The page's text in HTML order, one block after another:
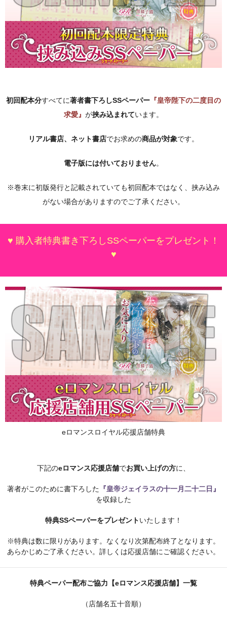
初回配本分すべてに著者書下ろしSSペーパー 『皇帝陛下の二度目の
求愛』 が挟み込まれています。
リアル書店、ネット書店でお求めの商品が対象です。
電子版には付いておりません。
※巻末に初版発行と記載されていても初回配本ではなく、挟み込み
がない場合がありますのでご了承ください。
♥ 購入者特典書き下ろしSSペーパーをプレゼント！
♥
eロマンスロイヤル応援店舗特典
下記のeロマンス応援店舗でお買い上げの方に、
著者がこのために書下ろした 『皇帝ジェイラスの十一月二十二日 』
を収録した
特典SSペーパーをプレゼントいたします！
※特典は数に限りがあります。なくなり次第配布終了となります。
あらかじめご了承ください。詳しくは応援店舗にご確認ください。
特典ペーパー配布ご協力【eロマンス応援店舗】一覧
（店舗名五十音順）